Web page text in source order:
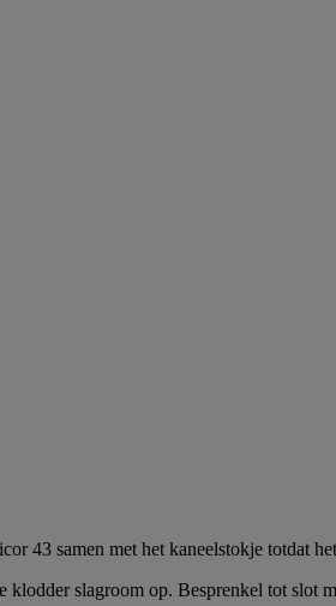
43 samen met het kaneelstokje totdat
klodder slagroom op. Besprenkel tot slot